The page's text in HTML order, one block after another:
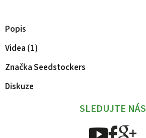
Popis
Videa (1)
ZnačkaSeedstockers
Diskuze
SLEDUJTE NÁS